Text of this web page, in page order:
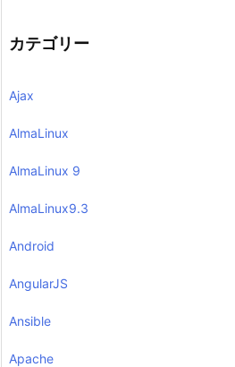
カテゴリー
Ajax
AlmaLinux
AlmaLinux 9
AlmaLinux9.3
Android
AngularJS
Ansible
Apache